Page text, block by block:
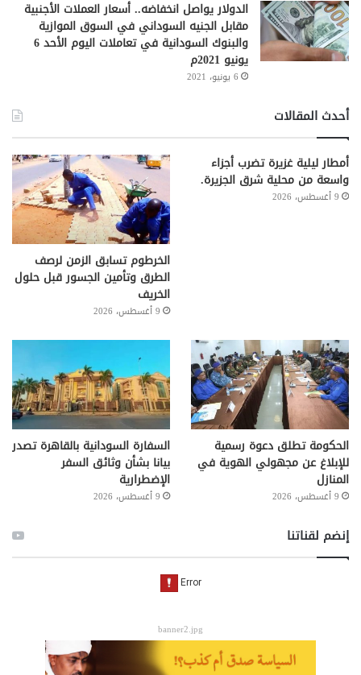
الدولار يواصل انخفاضه.. أسعار العملات الأجنبية
مقابل الجنيه السوداني في السوق الموازية
والبنوك السودانية في تعاملات اليوم الأحد 6
يونيو 2021م
6 يونيو، 2021
أحدث المقالات
أمطار ليلية غزيرة تضرب أجزاء
واسعة من محلية شرق الجزيرة.
9 أغسطس، 2026
الخرطوم تسابق الزمن لرصف
الطرق وتأمين الجسور قبل حلول
الخريف
9 أغسطس، 2026
الحكومة تطلق دعوة رسمية
للإبلاغ عن مجهولي الهوية في
المنازل
9 أغسطس، 2026
السفارة السودانية بالقاهرة تصدر
بيانا بشأن وثائق السفر
الإضطرارية
9 أغسطس، 2026
إنضم لقناتنا
banner2.jpg